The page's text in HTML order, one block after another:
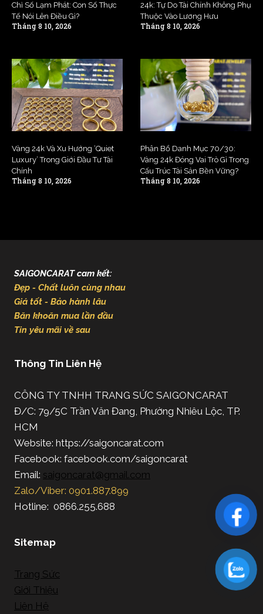
Chỉ Số Lạm Phát: Con Số Thực
Tế Nói Lên Điều Gì?
Tháng 8 10, 2026
24k: Tự Do Tài Chính Không Phụ
Thuộc Vào Lương Hưu
Tháng 8 10, 2026
Vàng 24k Và Xu Hướng ‘Quiet
Luxury’ Trong Giới Đầu Tư Tài
Chính
Tháng 8 10, 2026
Phân Bổ Danh Mục 70/30:
Vàng 24k Đóng Vai Trò Gì Trong
Cấu Trúc Tài Sản Bền Vững?
Tháng 8 10, 2026
SAIGONCARAT cam kết:
Đẹp - Chất luôn cùng nhau
Giá tốt - Bảo hành lâu
Băn khoăn mua lần đầu
Tin yêu mãi về sau
Thông Tin Liên Hệ
CÔNG TY TNHH TRANG SỨC SAIGONCARAT
Đ/C: 79/5C Trần Văn Đang, Phường Nhiêu Lộc, TP.
HCM
Website: https://saigoncarat.com
Facebook: facebook.com/saigoncarat
Email: saigoncarat@gmail.com
Zalo/Viber: 0901.887.899
Hotline: 0866.255.688
Sitemap
Trang Sức
Giới Thiệu
Liên Hệ